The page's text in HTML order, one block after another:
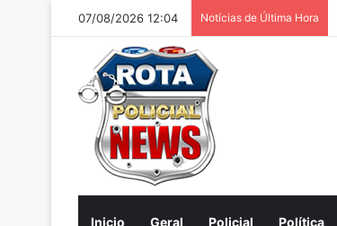
07/08/2026 12:04 Notícias de Última Hora
Inicio Geral Policial Política